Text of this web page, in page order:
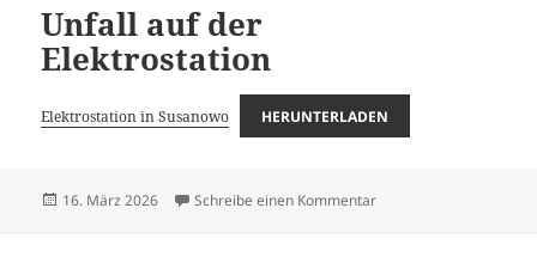
Unfall auf der
Elektrostation
Elektrostation in Susanowo HERUNTERLADEN
Veröffentlicht
16. März 2026 Schreibe einen Kommentarzu Unfall auf der